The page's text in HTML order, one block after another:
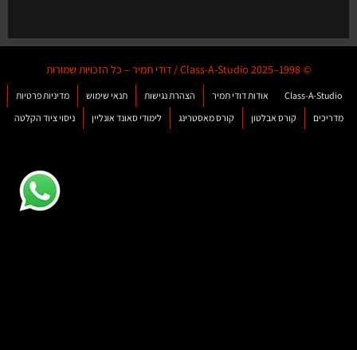
© 1998–2025 Class-A-Studio / דודי תמיר – כל הזכויות שמורות
Class-A-Studio אודות דודי תמיר הצהרת נגישות תנאי שימוש
מדיניות פרטיות
מדריכים
קורס אבלטון קורס מאסטרינג לימודי סאונד אונליין ניסוי ציוד הקלטה